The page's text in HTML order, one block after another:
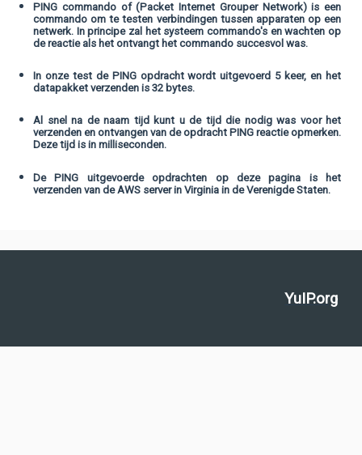
PING commando of (Packet Internet Grouper Network) is een
commando om te testen verbindingen tussen apparaten op een
netwerk. In principe zal het systeem commando's en wachten op
de reactie als het ontvangt het commando succesvol was.
In onze test de PING opdracht wordt uitgevoerd 5 keer, en het
datapakket verzenden is 32 bytes.
Al snel na de naam tijd kunt u de tijd die nodig was voor het
verzenden en ontvangen van de opdracht PING reactie opmerken.
Deze tijd is in milliseconden.
De PING uitgevoerde opdrachten op deze pagina is het
verzenden van de AWS server in Virginia in de Verenigde Staten.
YuIP.org